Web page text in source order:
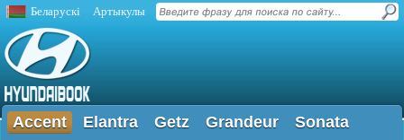
Беларускі Артыкулы
Accent Elantra Getz Grandeur
Sonata